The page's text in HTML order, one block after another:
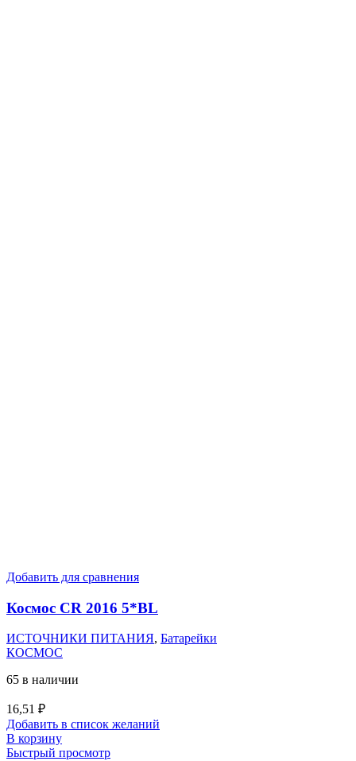
Добавить для сравнения
Космос CR 2016 5*BL
ИСТОЧНИКИ ПИТАНИЯ, Батарейки
КОСМОС
65 в наличии
16,51 ₽
Добавить в список желаний
В корзину
Быстрый просмотр